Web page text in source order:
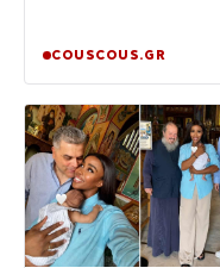
COUSCOUS.GR